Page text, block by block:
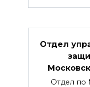
Отдел
Отдел по